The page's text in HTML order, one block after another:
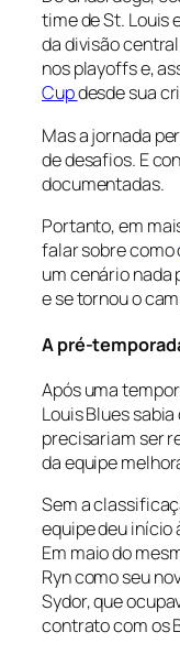
time de St. Louis
da divisão
nosplayoffse,
Cupdesde sua
Mas a jornada
de desafios. E
documentadas.
Portanto, em
falar sobre como
um cenário nada
e se tornou o
A pré-
Após uma
Louis Blues
precisariam ser
da equipe
Sem a
equipe deu início
Em maio do
Ryn como seu
Sydor, que
contrato com os